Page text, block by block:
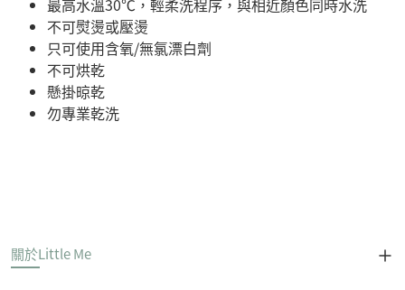
最高水溫30℃，輕柔洗程序，與相近顏色同時水洗
不可熨燙或壓燙
只可使用含氧/無氯漂白劑
不可烘乾
懸掛晾乾
勿專業乾洗
關於Little Me